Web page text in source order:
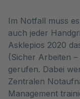
Im Notfall muss
auch jeder
Asklepios 2020
(Sicher Arbeiten
gerufen. Dabei
Zentralen
Management